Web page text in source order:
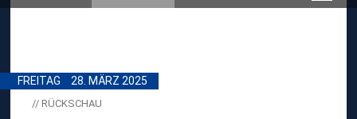
FREITAG 28. MÄRZ 2025
// RÜCKSCHAU